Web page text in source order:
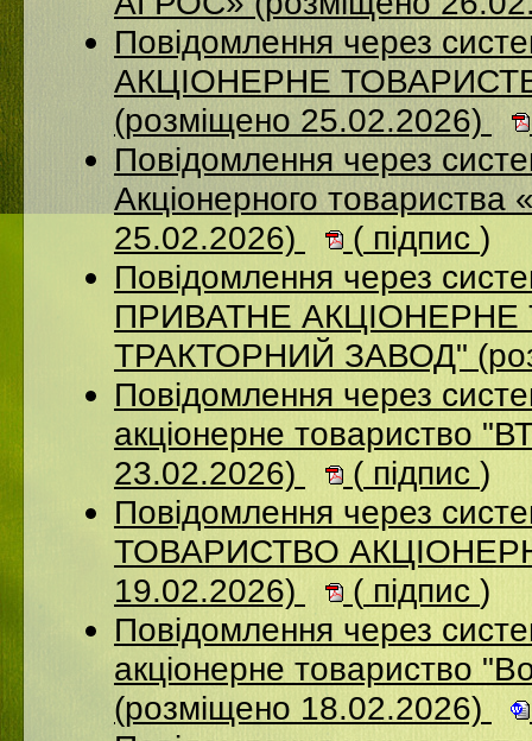
Повідомлення через
АКЦІОНЕРНЕ
(розміщено 25.02.2026)
Повідомлення через
Акціонерного
25.02.2026)
( підпис )
Повідомлення через
ПРИВАТНЕ АКЦIОНЕРНЕ
ТРАКТОРНИЙ ЗАВОД"
Повідомлення через
акціонерне товариство
23.02.2026)
( підпис )
Повідомлення через
ТОВАРИСТВО
19.02.2026)
( підпис )
Повідомлення через
акціонерне товариство
(розміщено 18.02.2026)